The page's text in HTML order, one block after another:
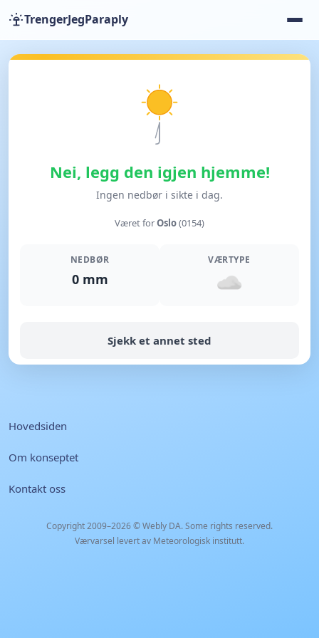
TrengerJegParaply
Nei, legg den igjen hjemme!
Ingen nedbør i sikte i dag.
Været forOslo(0154)
NEDBØR
0 mm
VÆRTYPE
Sjekk et annet sted
Hovedsiden
Om konseptet
Kontakt oss
Copyright 2009–2026 ©Webly DA. Some rights reserved.
Værvarsel levert av Meteorologisk institutt.